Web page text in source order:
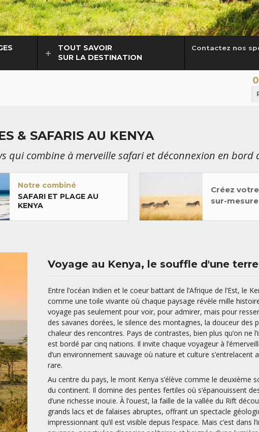
Contactez nos
TOUT SAVOIR
SUR LA DESTINATION
& SAFARIS AU KENYA
qui combine à merveille safari et déconnexion en bord
Notre combiné
SAFARI ET PLAGE AU
KENYA
Créez
sur-mesure
Voyage au Kenya, le souffle d'une
Entre l’océan Indien et le coeur battant de l’Afrique de l’Est, le
comme une toile vivante où chaque paysage révèle mille
voyage pas seulement pour voir, pour admirer, mais pour
des savanes dorées, le silence des montagnes, la douceur des
chaleur des rencontres. Pays de contrastes, bien plus qu’on ne
est bordé par cinq nations. Il invite chaque voyageur à
d’un environnement sauvage où nature et culture s’entrelacent
rare.
Au centre du pays, le mont Kenya s’élève comme le deuxième
du continent. Il domine des pentes fertiles où s’épanouissent
d’une richesse inouïe. À l’ouest, la faille de la vallée du Rift
grands lacs et de falaises abruptes, offrant un spectacle
impressionnant qu’il est visible depuis l’espace. Mais c’est dans